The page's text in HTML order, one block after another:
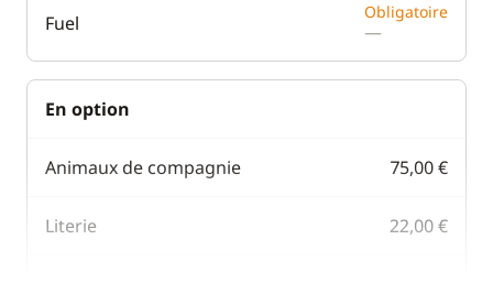
Fuel Obligatoire
—
En option
Animaux de compagnie 75,00 €
Literie 22,00 €